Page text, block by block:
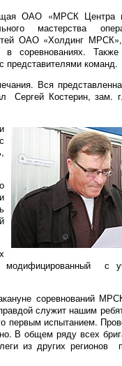
ОАО «МРСК Центра
мастерства
ОАО «Холдинг
соревнованиях.
представителями команд.
Вся
Сергей Костерин, зам.
с
соревнований
служит нашим
первым испытанием.
В общем ряду всех
из других регионов